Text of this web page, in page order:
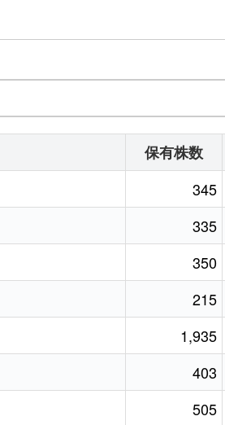
保有株数
345
335
350
215
1,935
403
505